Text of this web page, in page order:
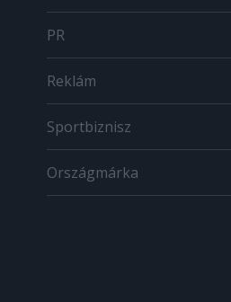
PR
Reklám
Sportbiznisz
Országmárka